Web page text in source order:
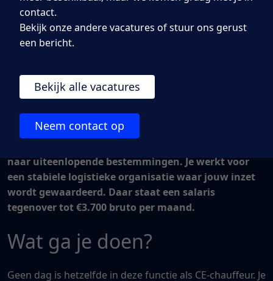
€ 2893.55 — 3520.40 bruto per maand
Solliciteer direct
Ben jij een chauffeur die houdt van vrijheid,
verantwoordelijkheid en afwisseling? Als CE-
naar uiteenlopende bestemmingen. Je werkt voor
een stabiele logistieke organisatie waar jouw inzet
wordt gewaardeerd. Daar staat een salaris
tegenover tot €3.700 bruto per maand.
Wat ga je doen?
Geen dag is hetzelfde in deze functie als CE-chauffeur. Je
contact.
Bekijk onze andere vacatures of stuur ons gerust
een bericht.
Bekijk alle vacatures
Neem contact op